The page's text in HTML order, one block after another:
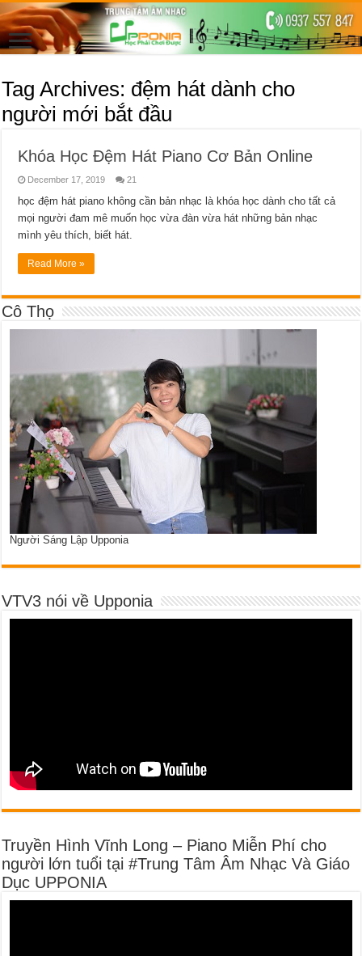
Tag Archives: đệm hát dành cho
người mới bắt đầu
Khóa Học Đệm Hát Piano Cơ Bản Online
December 17, 2019 21
học đệm hát piano không cần bản nhạc là khóa học dành cho tất cả
mọi người đam mê muốn học vừa đàn vừa hát những bản nhạc
mình yêu thích, biết hát.
Read More »
Cô Thọ
Người Sáng Lập Upponia
VTV3 nói về Upponia
Truyền Hình Vĩnh Long – Piano Miễn Phí cho
người lớn tuổi tại #Trung Tâm Âm Nhạc Và Giáo
Dục UPPONIA